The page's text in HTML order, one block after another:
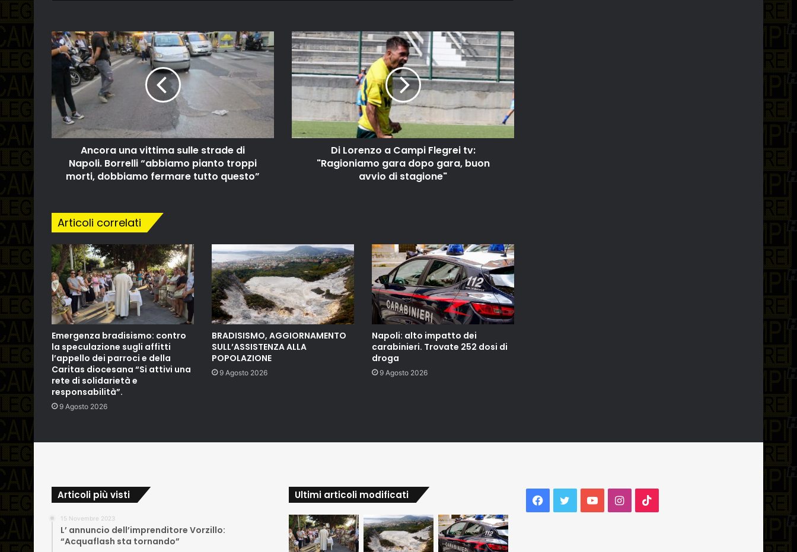
Ancora una vittima sulle strade di
Napoli. Borrelli “abbiamo pianto troppi
morti, dobbiamo fermare tutto questo”
Di Lorenzo a Campi Flegrei tv:
"Ragioniamo gara dopo gara, buon
avvio di stagione"
Articoli correlati
Emergenza bradisismo: contro
la speculazione sugli affitti
l’appello dei parroci e della
Caritas diocesana “Si attivi una
rete di solidarietà e
responsabilità”.
9 Agosto 2026
BRADISISMO, AGGIORNAMENTO
SULL’ASSISTENZA ALLA
POPOLAZIONE
9 Agosto 2026
Napoli: alto impatto dei
carabinieri. Trovate 252 dosi di
droga
9 Agosto 2026
Articoli più visti
15 Novembre 2023
L’ annuncio dell’imprenditore Vorzillo:
“Acquaflash sta tornando”
Ultimi articoli modificati Facebook
TwitterYouTubeInstagram
TikTok